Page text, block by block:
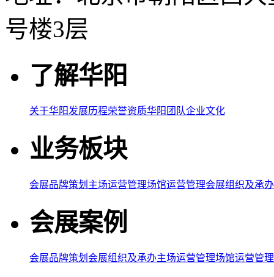
号楼3层
了解华阳
关于华阳发展历程荣誉资质华阳团队企业文化
业务板块
会展品牌策划 主场运营管理场馆运营管理会展组织及承办
会展案例
会展品牌策划 会展组织及承办主场运营管理场馆运营管理